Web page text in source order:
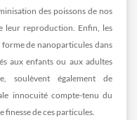
des poissons de nos
leur reproduction. Enfin, les
de nanoparticules dans
aux enfants ou aux adultes
soulèvent également de
innocuité compte-tenu du
finesse de ces particules.